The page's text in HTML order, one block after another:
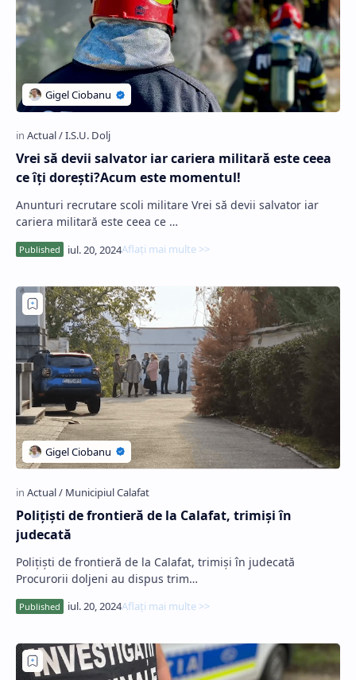
Vrei să devii salvator iar cariera militară este ceea
ce îți dorești?Acum este momentul!
Anunturi recrutare scoli militare Vrei să devii salvator iar
cariera militară este ceea ce …
Poliţişti de frontieră de la Calafat, trimişi în
judecată
Poliţişti de frontieră de la Calafat, trimişi în judecată
Procurorii doljeni au dispus trim…